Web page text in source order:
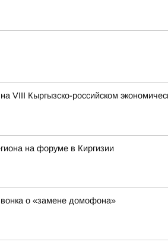
VIII Кыргызско-российском
на форуме в Киргизии
о «замене домофона»